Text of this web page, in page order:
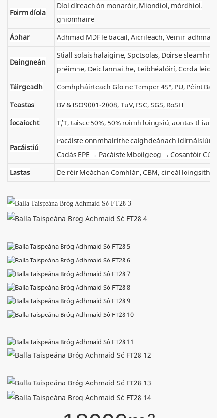
Foirm díola
Díol díreach ón monaróir, Miondíol, mórdhíol,
gníomhaire
Ábhar
Adhmad MDF le bácáil, Aicrileach, Veinírí
Daingneán
Stiall solais halaigine, Spotsolas, Doirse
préimhe, Deic lannaithe, Leibhéalóirí, Corda
Táirgeadh
Comhpháirteach Gloine Temper 45°, PU, ​​Péint
Teastas
BV & ISO9001-2008, TuV, FSC, SGS, RoSH
Íocaíocht
T/T, taisce 50%, 50% roimh loingsiú, aontas thiar
Pacáistiú
Pacáiste onnmhairithe caighdeánach
Cadás EPE → Pacáiste Mboilgeog → Cosantóir
Lastas
De réir Meáchan Comhlán, CBM, cineál loingsithe